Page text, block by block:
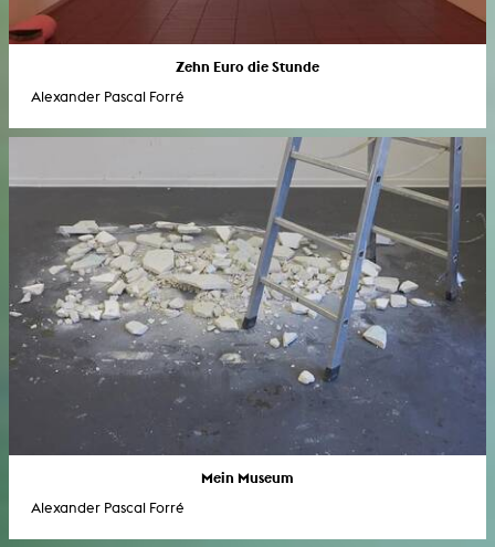
Zehn Euro die Stunde
Alexander Pascal Forré
Mein Museum
Alexander Pascal Forré